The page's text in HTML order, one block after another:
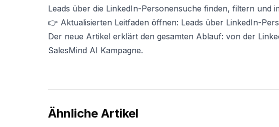
Leads über die LinkedIn-Personensuche finden, filtern und
👉 Aktualisierten Leitfaden öffnen: Leads über LinkedIn-
Der neue Artikel erklärt den gesamten Ablauf: von der
SalesMind AI Kampagne.
Ähnliche Artikel